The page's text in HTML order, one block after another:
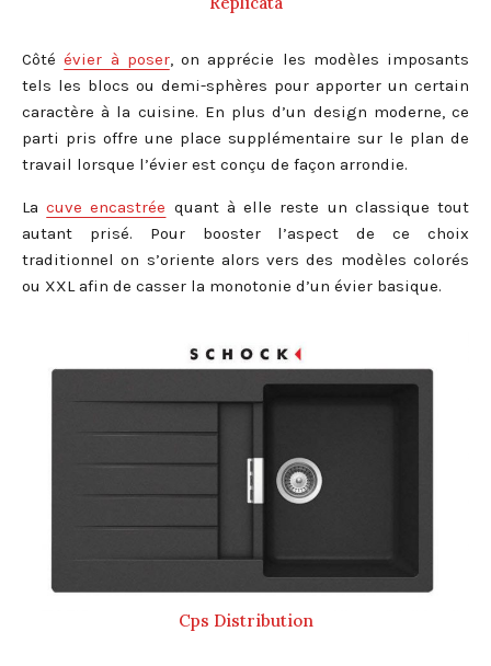
Côtéévier à poser, on apprécie les modèles imposants
tels les blocs ou demi-sphères pour apporter un certain
caractère à la cuisine. En plus d’un design moderne, ce
parti pris offre une place supplémentaire sur le plan de
travail lorsque l’évier est conçu de façon arrondie.
Lacuve encastrée quant à elle reste un classique tout
autant prisé. Pour booster l’aspect de ce choix
traditionnel on s’oriente alors vers des modèles colorés
ou XXL afin de casser la monotonie d’un évier basique.
Cps Distribution